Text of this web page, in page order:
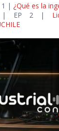
1 | ¿Qué es la
J | EP 2 |